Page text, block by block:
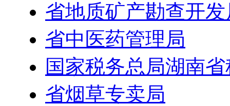
省地质矿产勘查开发
省中医药管理局
国家税务总局湖南
省烟草专卖局